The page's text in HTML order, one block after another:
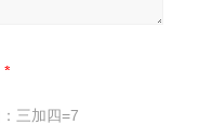
三加四=7